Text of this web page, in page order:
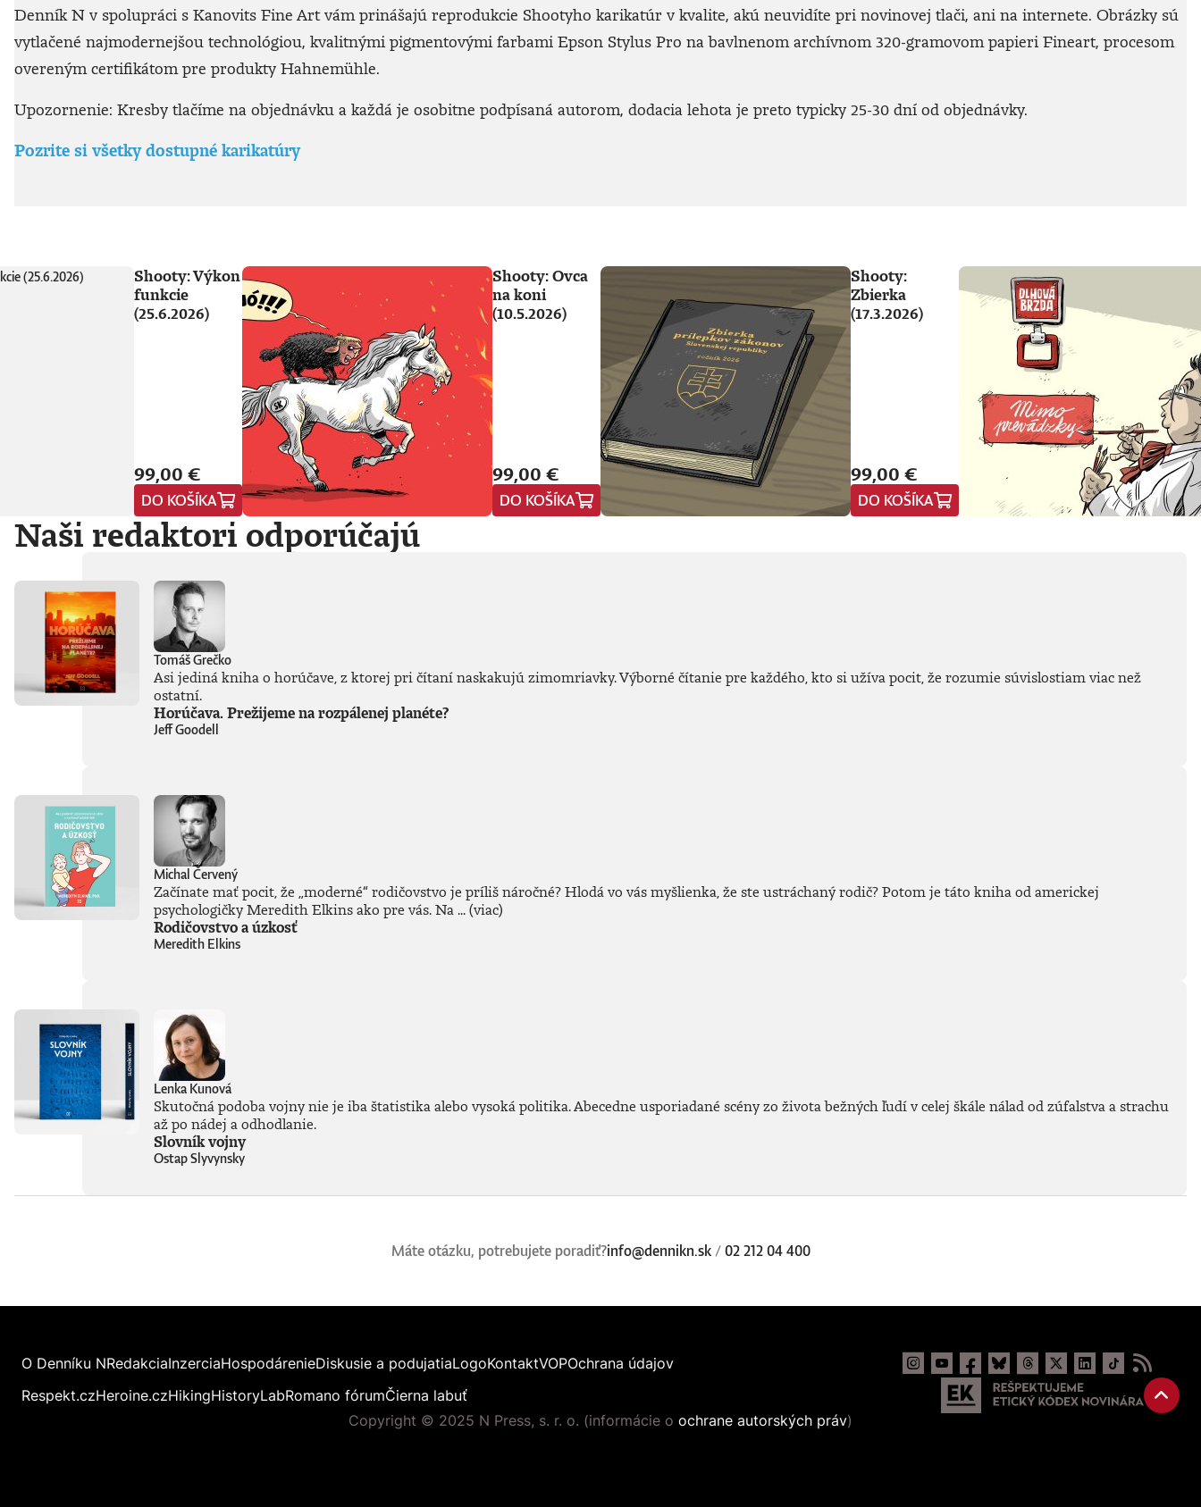
Denník N v spolupráci s Kanovits Fine Art vám prinášajú reprodukcie Shootyho karikatúr v kvalite, akú neuvidíte pri novinovej tlači, ani na internete. Obrázky sú
vytlačené najmodernejšou technológiou, kvalitnými pigmentovými farbami Epson Stylus Pro na bavlnenom archívnom 320-gramovom papieri Fineart, procesom
overeným certifikátom pre produkty Hahnemühle.
Upozornenie: Kresby tlačíme na objednávku a každá je osobitne podpísaná autorom, dodacia lehota je preto typicky 25-30 dní od objednávky.
Pozrite si všetky dostupné karikatúry
Shooty: Výkon
funkcie
(25.6.2026)
99,00 €
DO KOŠÍKA
Shooty: Ovca
na koni
(10.5.2026)
99,00 €
DO KOŠÍKA
Shooty:
Zbierka
(17.3.2026)
99,00 €
DO KOŠÍKA
Naši redaktori odporúčajú
Tomáš Grečko
Asi jediná kniha o horúčave, z ktorej pri čítaní naskakujú zimomriavky. Výborné čítanie pre každého, kto si užíva pocit, že rozumie súvislostiam viac než
ostatní.
Horúčava. Prežijeme na rozpálenej planéte?
Jeff Goodell
Michal Červený
Začínate mať pocit, že „moderné“rodičovstvo je príliš náročné? Hlodá vo vás myšlienka, že ste ustráchaný rodič? Potom je táto kniha od americkej
psychologičky Meredith Elkins ako pre vás. Na ...(viac)
Rodičovstvo a úzkosť
Meredith Elkins
Lenka Kunová
Skutočná podoba vojny nie je iba štatistika alebo vysoká politika. Abecedne usporiadané scény zo života bežných ľudí v celej škále nálad od zúfalstva a strachu
až po nádej a odhodlanie.
Slovník vojny
Ostap Slyvynsky
Máte otázku, potrebujete poradiť?info@dennikn.sk/02 212 04 400
O Denníku NRedakciaInzerciaHospodárenieDiskusie a podujatiaLogoKontaktVOPOchrana údajov
Respekt.czHeroine.czHikingHistoryLabRomano fórumČierna labuť
Copyright © 2025 N Press, s. r. o. (informácie o ochrane autorských práv)